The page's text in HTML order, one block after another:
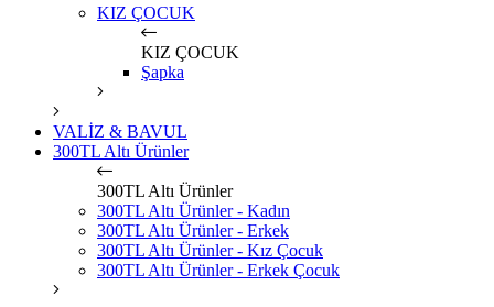
KIZ ÇOCUK
KIZ ÇOCUK
Şapka
VALİZ & BAVUL
300TL Altı Ürünler
300TL Altı Ürünler
300TL Altı Ürünler - Kadın
300TL Altı Ürünler - Erkek
300TL Altı Ürünler - Kız Çocuk
300TL Altı Ürünler - Erkek Çocuk